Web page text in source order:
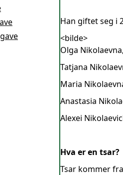
Han giftet seg i
<bilde>
Olga
Tatjana
Maria
Anastasia
Alexei
Hva er en tsar?
Tsar kommer